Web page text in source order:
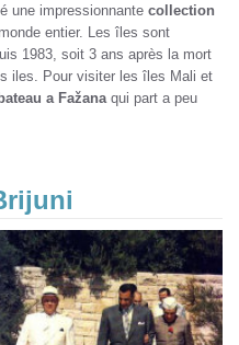
une impressionnante collection
entier. Les îles sont
1983, soit 3 ans après la mort
iles. Pour visiter les îles Mali et
a Fažana qui part a peu